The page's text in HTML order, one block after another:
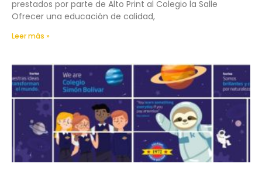
prestados por parte de Alto Print al Colegio la Salle
Ofrecer una educación de calidad,
Leer más »